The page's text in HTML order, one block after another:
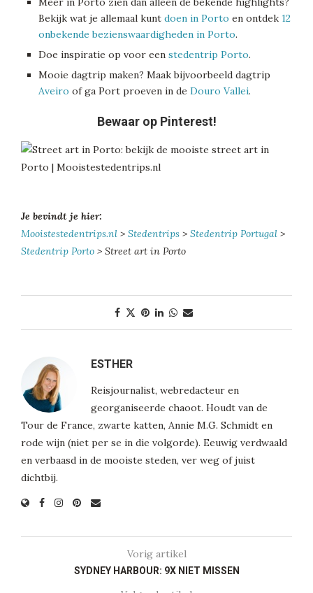
Bekijk wat je allemaal kunt doen in Porto en ontdek 12
onbekende bezienswaardigheden in Porto.
Doe inspiratie op voor een stedentrip Porto.
Mooie dagtrip maken? Maak bijvoorbeeld dagtrip
Aveiro of ga Port proeven in de Douro Vallei.
Bewaar op Pinterest!
Je bevindt je hier:
Mooistestedentrips.nl > Stedentrips > Stedentrip Portugal >
Stedentrip Porto > Street art in Porto
ESTHER
Reisjournalist, webredacteur en
georganiseerde chaoot. Houdt van de
Tour de France, zwarte katten, Annie M.G. Schmidt en
rode wijn (niet per se in die volgorde). Eeuwig verdwaald
en verbaasd in de mooiste steden, ver weg of juist
dichtbij.
Vorig artikel
SYDNEY HARBOUR: 9X NIET MISSEN